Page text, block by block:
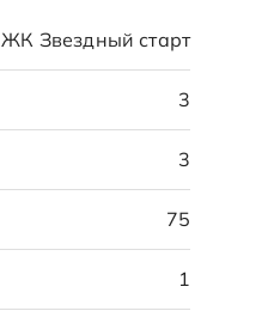
ЖК Звездный старт
3
3
75
1